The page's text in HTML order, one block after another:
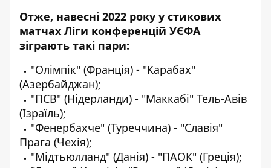
Отже, навесні 2022 року у стикових
матчах Ліги конференцій УЄФА
зіграють такі пари:
"Олімпік" (Франція) - "Карабах"
(Азербайджан);
"ПСВ" (Нідерланди) - "Маккабі" Тель-Авів
(Ізраїль);
"Фенербахче" (Туреччина) - "Славія"
Прага (Чехія);
"Мідтьюлланд" (Данія) - "ПАОК" (Греція);